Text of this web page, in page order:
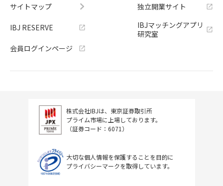
サイトマップ
IBJ RESERVE
会員ログインページ
独立開業サイト
IBJマッチングアプリ
研究室
株式会社IBJは、東京証券取引所
プライム市場に上場しております。
（証券コード：6071）
大切な個人情報を保護することを目的に
プライバシーマークを取得しています。